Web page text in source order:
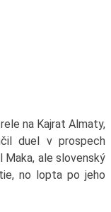
na Kajrat Almaty,
duel v prospech
Maka, ale slovenský
no lopta po jeho